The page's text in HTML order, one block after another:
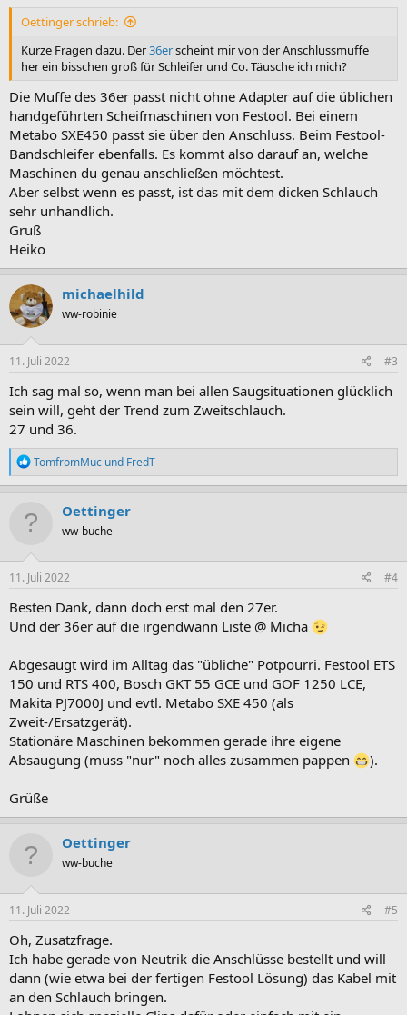
Oettinger schrieb:
Kurze Fragen dazu. Der36erscheint mir von der Anschlussmuffe
her ein bisschen groß für Schleifer und Co. Täusche ich mich?
Die Muffe des 36er passt nicht ohne Adapter auf die üblichen
handgeführten Scheifmaschinen von Festool. Bei einem
Metabo SXE450 passt sie über den Anschluss. Beim Festool-
Bandschleifer ebenfalls. Es kommt also darauf an, welche
Maschinen du genau anschließen möchtest.
Aber selbst wenn es passt, ist das mit dem dicken Schlauch
sehr unhandlich.
Gruß
Heiko
michaelhild
ww-robinie
11. Juli 2022 #3
Ich sag mal so, wenn man bei allen Saugsituationen glücklich
sein will, geht der Trend zum Zweitschlauch.
27 und 36.
R
e
a
t
n
e
:
TomfromMuc und FredT
Oettinger
ww-buche
11. Juli 2022 #4
Besten Dank, dann doch erst mal den 27er.
Und der 36er auf die irgendwann Liste @ Micha
Abgesaugt wird im Alltag das "übliche" Potpourri. Festool ETS
150 und RTS 400, Bosch GKT 55 GCE und GOF 1250 LCE,
Makita PJ7000J und evtl. Metabo SXE 450 (als
Zweit-/Ersatzgerät).
Stationäre Maschinen bekommen gerade ihre eigene
Absaugung (muss "nur" noch alles zusammen pappen
).
Grüße
Oettinger
ww-buche
11. Juli 2022 #5
Oh, Zusatzfrage.
Ich habe gerade von Neutrik die Anschlüsse bestellt und will
dann (wie etwa bei der fertigen Festool Lösung) das Kabel mit
an den Schlauch bringen.